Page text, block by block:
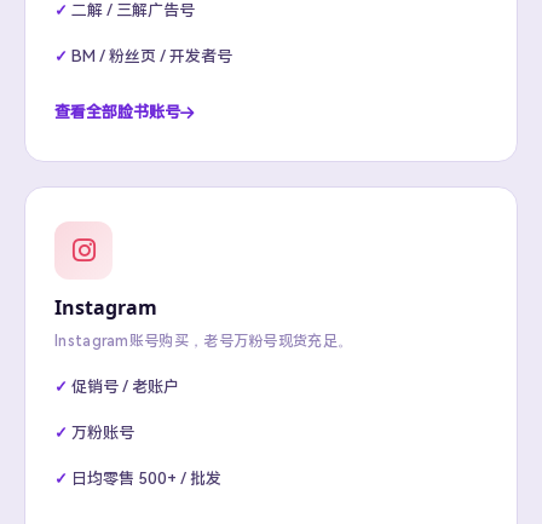
二解 / 三解广告号
BM / 粉丝页 / 开发者号
查看全部脸书账号
Instagram
Instagram账号购买，老号万粉号现货充足。
促销号 / 老账户
万粉账号
日均零售 500+ / 批发